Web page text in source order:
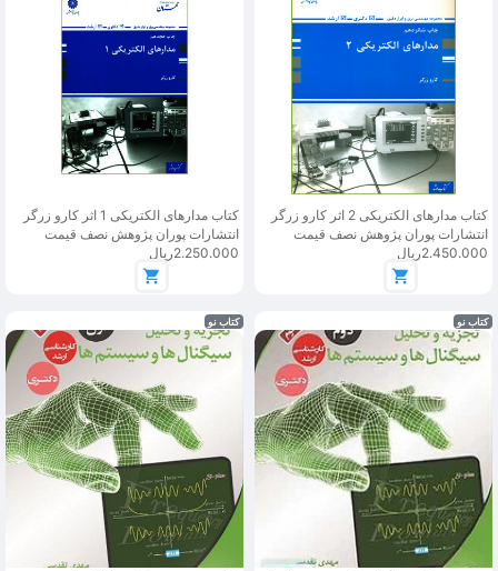
کتاب مدارهای الکتریکی 2 اثر کارو زرگر
انتشارات پوران پژوهش نصف قیمت
2.450.000ریال
کتاب مدارهای الکتریکی 1 اثر کارو زرگر
انتشارات پوران پژوهش نصف قیمت
2.250.000ریال
کتاب نو کتاب نو